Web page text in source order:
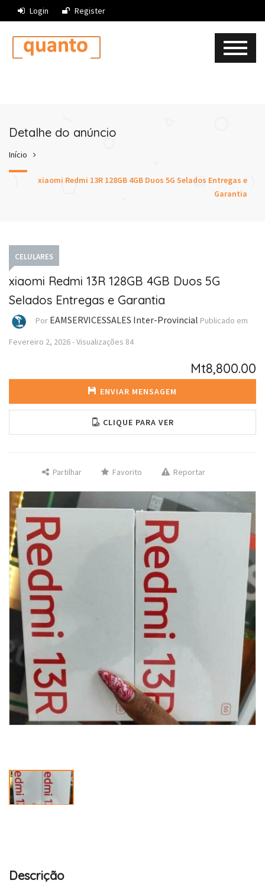
Login Register
Detalhe do anúncio
Início
xiaomi Redmi 13R 128GB 4GB Duos 5G Selados Entregas e
Garantia
CELULARES
xiaomi Redmi 13R 128GB 4GB Duos 5G
Selados Entregas e Garantia
Por EAMSERVICESSALES Inter-Provincial Publicado em
Fevereiro 2, 2026-Visualizações 84
Mt8,800.00
ENVIAR MENSAGEM
CLIQUE PARA VER
Partilhar Favorito Reportar
Descrição